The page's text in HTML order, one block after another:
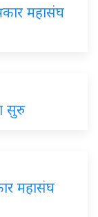
महासंघ
सुरु
महासंघ